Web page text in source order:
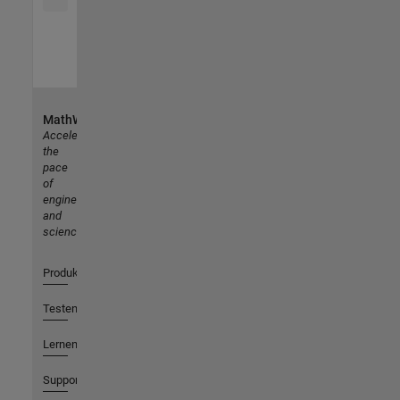
MathWorks
Accelerating
the
pace
of
engineering
and
science
Produkte
Testen oder Kaufen
Lernen
Support